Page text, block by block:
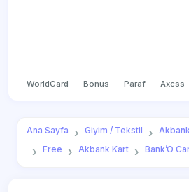
WorldCard Bonus Paraf Axess
Ana Sayfa Giyim / Tekstil Akbank
Free
Akbank Kart Bank’O